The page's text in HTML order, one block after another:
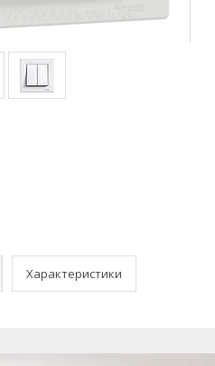
Характеристики